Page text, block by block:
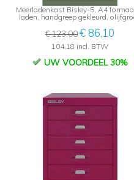
Meerladenkast Bisley-5, A4
laden, handgreep gekleurd,
€ 123,00€ 86,10
104,18 incl. BTW
UW VOORDEEL 30%